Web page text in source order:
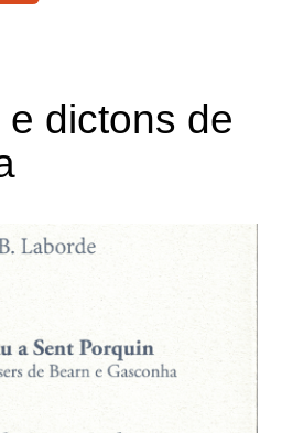
dictons de